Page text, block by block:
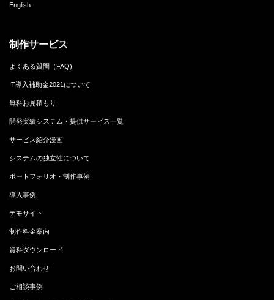
English
制作サービス
よくある質問（FAQ)
IT導入補助金2021について
無料お見積もり
開発実績システム・提供サービス一覧
サービス紹介漫画
システムの独立性について
ポートフォリオ・制作事例
導入事例
デモサイト
制作料金案内
資料ダウンロード
お問い合わせ
ご相談事例